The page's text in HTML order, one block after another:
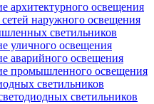
архитектурного освещения
наружного освещения
светильников
уличного освещения
аварийного освещения
промышленного освещения
светильников
светильников